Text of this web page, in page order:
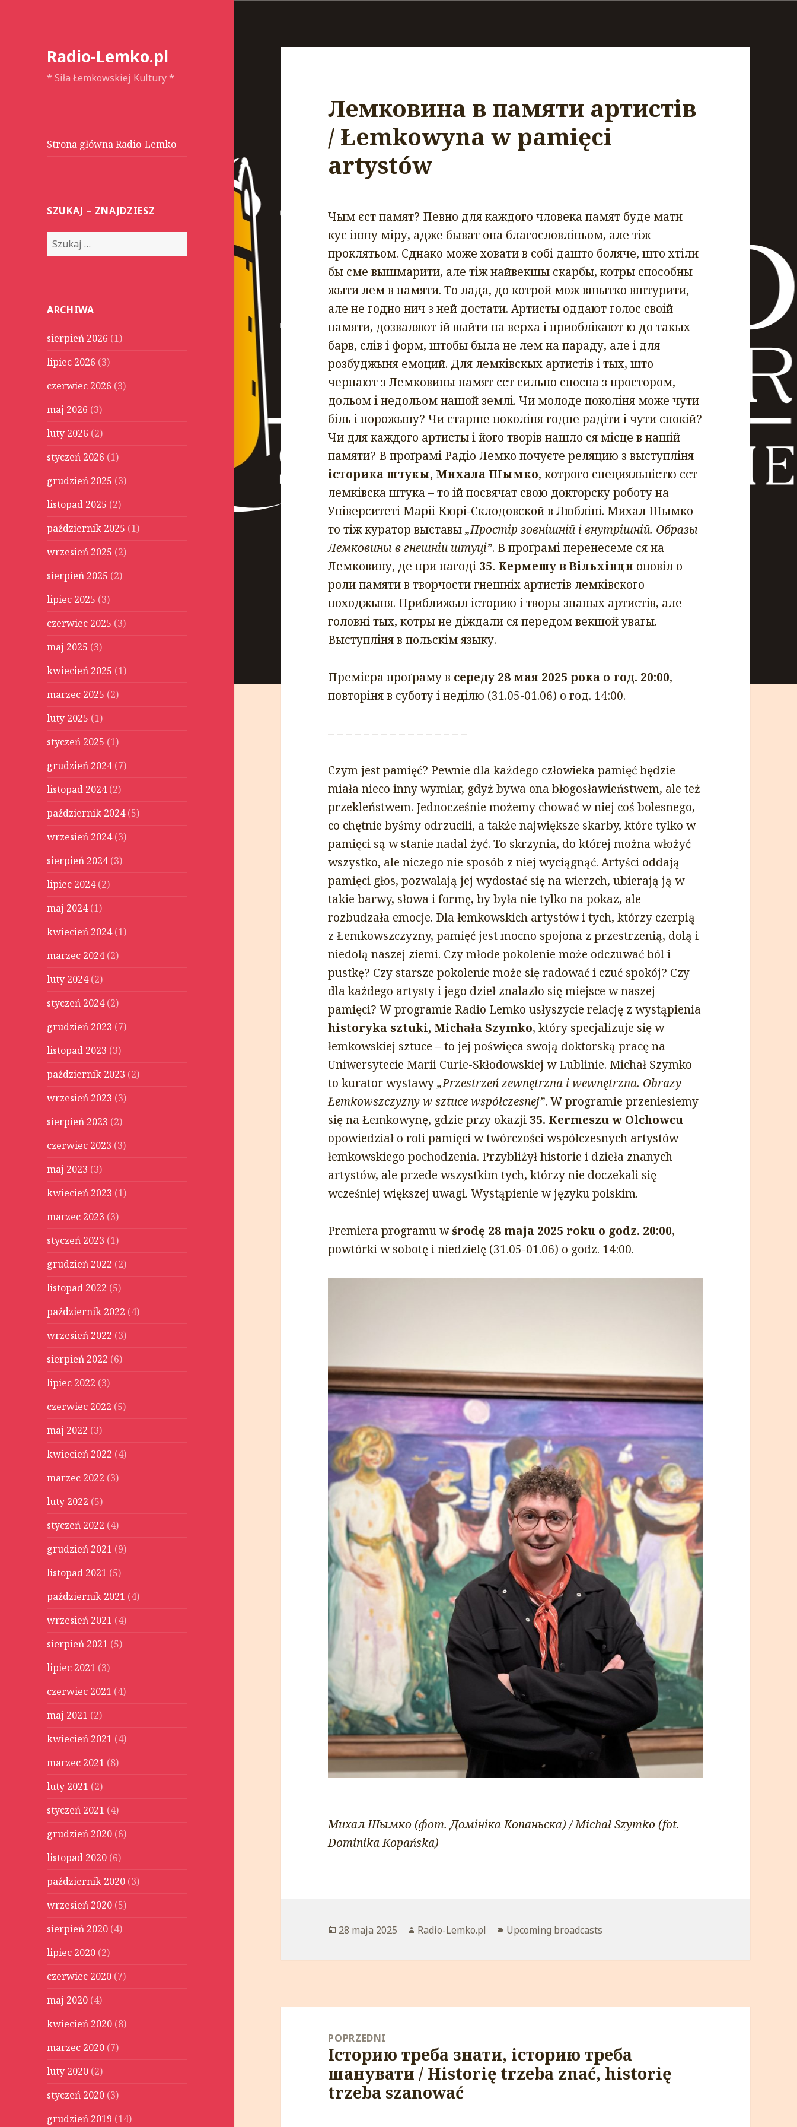
Radio-Lemko.pl
* Siła Łemkowskiej Kultury *
Strona główna Radio-Lemko
SZUKAJ – ZNAJDZIESZ
S
z
j
ARCHIWA
sierpień 2026 (1)
lipiec 2026 (3)
czerwiec 2026 (3)
maj 2026 (3)
luty 2026 (2)
styczeń 2026 (1)
grudzień 2025 (3)
listopad 2025 (2)
październik 2025 (1)
wrzesień 2025 (2)
sierpień 2025 (2)
lipiec 2025 (3)
czerwiec 2025 (3)
maj 2025 (3)
kwiecień 2025 (1)
marzec 2025 (2)
luty 2025 (1)
styczeń 2025 (1)
grudzień 2024(7)
listopad 2024(2)
październik 2024(5)
wrzesień 2024(3)
sierpień 2024(3)
lipiec 2024(2)
maj 2024(1)
kwiecień 2024(1)
marzec 2024(2)
luty 2024(2)
styczeń 2024(2)
grudzień 2023 (7)
listopad 2023 (3)
październik 2023 (2)
wrzesień 2023 (3)
sierpień 2023 (2)
czerwiec 2023 (3)
maj 2023 (3)
kwiecień 2023 (1)
marzec 2023 (3)
styczeń 2023 (1)
grudzień 2022 (2)
listopad 2022 (5)
październik 2022 (4)
wrzesień 2022 (3)
sierpień 2022 (6)
lipiec 2022 (3)
czerwiec 2022 (5)
maj 2022 (3)
kwiecień 2022 (4)
marzec 2022 (3)
luty 2022 (5)
styczeń 2022 (4)
grudzień 2021 (9)
listopad 2021 (5)
październik 2021 (4)
wrzesień 2021 (4)
sierpień 2021 (5)
lipiec 2021 (3)
czerwiec 2021 (4)
maj 2021 (2)
kwiecień 2021 (4)
marzec 2021 (8)
luty 2021 (2)
styczeń 2021 (4)
grudzień 2020 (6)
listopad 2020 (6)
październik 2020 (3)
wrzesień 2020 (5)
sierpień 2020 (4)
lipiec 2020 (2)
czerwiec 2020 (7)
maj 2020 (4)
kwiecień 2020 (8)
marzec 2020 (7)
luty 2020 (2)
styczeń 2020 (3)
grudzień 2019 (14)
Лемковина в памяти артистів
/ Łemkowyna w pamięci
artystów
Чым єст памят? Певно для каждого чловека памят буде мати
кус іншу міру, адже быват она благословліньом, але тіж
проклятьом. Єднако може ховати в собі дашто боляче, што хтіли
бы сме вышмарити, але тіж найвекшы скарбы, котры способны
жыти лем в памяти. То лада, до котрой мож вшытко вштурити,
але не годно нич з ней достати. Артисты оддают голос своій
памяти, дозваляют ій выйти на верха і приоблікают ю до такых
барв, слів і форм, штобы была не лем на параду, але і для
розбуджыня емоций. Для лемківскых артистів і тых, што
черпают з Лемковины памят єст сильно споєна з простором,
дольом і недольом нашой землі. Чи молоде поколіня може чути
біль і порожыну? Чи старше поколіня годне радіти і чути спокій?
Чи для каждого артисты і його творів нашло ся місце в нашій
памяти? В проґрамі Радіо Лемко почуєте реляцию з выступліня
історика штукы, Михала Шымко, котрого специяльністю єст
лемківска штука – то ій посвячат свою докторску роботу на
Університеті Маріі Кюрі-Склодовской в Любліні. Михал Шымко
то тіж куратор выставы„Простір зовнішній і внутрішній. Образы
Лемковины в гнешній штуці”. В проґрамі перенесеме ся на
Лемковину, де при нагоді 35. Кермешу в Вільхівци оповіл о
роли памяти в творчости гнешніх артистів лемківского
походжыня. Приближыл історию і творы знаных артистів, але
головні тых, котры не діждали ся передом векшой увагы.
Выступліня в польскім языку.
Премієра проґраму в середу 28 мая 2025 рока о год. 20:00,
повторіня в суботу і неділю (31.05-01.06) о год. 14:00.
– – – – – – – – – – – – – – – –
Czym jest pamięć? Pewnie dla każdego człowieka pamięć będzie
miała nieco inny wymiar, gdyż bywa ona błogosławieństwem, ale też
przekleństwem. Jednocześnie możemy chować w niej coś bolesnego,
co chętnie byśmy odrzucili, a także największe skarby, które tylko w
pamięci są w stanie nadal żyć. To skrzynia, do której można włożyć
wszystko, ale niczego nie sposób z niej wyciągnąć. Artyści oddają
pamięci głos, pozwalają jej wydostać się na wierzch, ubierają ją w
takie barwy, słowa i formę, by była nie tylko na pokaz, ale
rozbudzała emocje. Dla łemkowskich artystów i tych, którzy czerpią
z Łemkowszczyzny, pamięć jest mocno spojona z przestrzenią, dolą i
niedolą naszej ziemi. Czy młode pokolenie może odczuwać ból i
pustkę? Czy starsze pokolenie może się radować i czuć spokój? Czy
dla każdego artysty i jego dzieł znalazło się miejsce w naszej
pamięci? W programie Radio Lemko usłyszycie relację z wystąpienia
historyka sztuki, Michała Szymko, który specjalizuje się w
łemkowskiej sztuce – to jej poświęca swoją doktorską pracę na
Uniwersytecie Marii Curie-Skłodowskiej w Lublinie. Michał Szymko
to kurator wystawy„Przestrzeń zewnętrzna i wewnętrzna. Obrazy
Łemkowszczyzny w sztuce współczesnej”. W programie przeniesiemy
się na Łemkowynę, gdzie przy okazji 35. Kermeszu w Olchowcu
opowiedział o roli pamięci w twórczości współczesnych artystów
łemkowskiego pochodzenia. Przybliżył historie i dzieła znanych
artystów, ale przede wszystkim tych, którzy nie doczekali się
wcześniej większej uwagi. Wystąpienie w języku polskim.
Premiera programu wśrodę 28 maja 2025 roku o godz. 20:00,
powtórki w sobotę i niedzielę (31.05-01.06) o godz. 14:00.
Михал Шымко (фот. Домініка Копаньска) / Michał Szymko (fot.
Dominika Kopańska)
Opublikowano
28 maja 2025 Autor
Radio-Lemko.pl Kategorie
Upcoming broadcasts
POPRZEDNI
Poprzedni
wpis:
Історию треба знати, історию треба
шанувати / Historię trzeba znać, historię
trzeba szanować